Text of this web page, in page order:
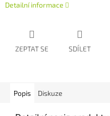
Detailní informace
ZEPTAT SE SDÍLET
Popis Diskuze